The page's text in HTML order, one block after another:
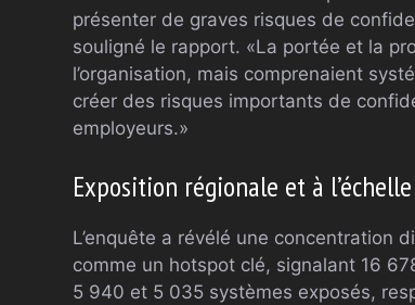
présenter de graves risques de
souligné le rapport. «La portée et la
l’organisation, mais comprenaient
créer des risques importants de
employeurs.»
Exposition régionale et à
L’enquête a révélé une concentration
comme un hotspot clé, signalant 16
5 940 et 5 035 systèmes exposés,